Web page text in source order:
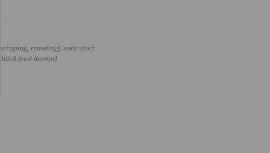
crawling), sunt strict
(vezi licența).